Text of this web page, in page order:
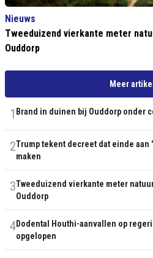
Nieuws
Tweeduizend vierkante meter
Ouddorp
Meer
1 Brand in duinen bij Ouddorp onder
2Trump tekent decreet dat einde
maken
3Tweeduizend vierkante meter
Ouddorp
4Dodental Houthi-aanvallen op
opgelopen